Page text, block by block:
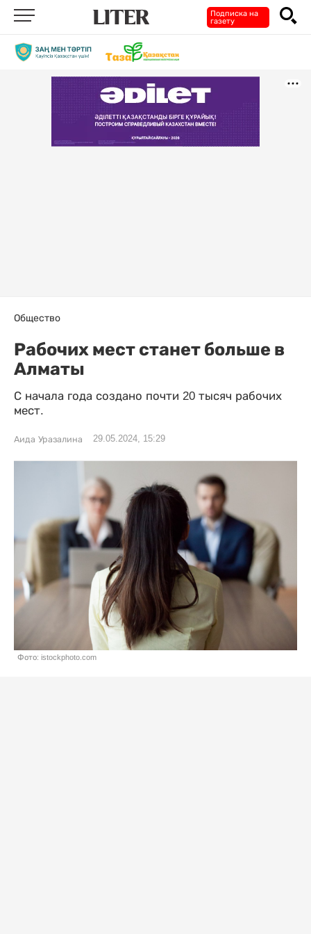
Подписка на
газету
Общество
Рабочих мест станет больше в
Алматы
С начала года создано почти 20 тысяч рабочих
мест.
Аида Уразалина 29.05.2024, 15:29
Фото: istockphoto.com